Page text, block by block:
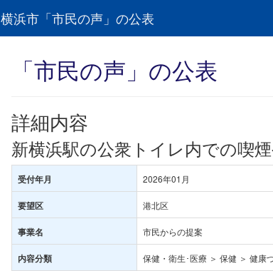
横浜市「市民の声」の公表
「市民の声」の公表
詳細内容
新横浜駅の公衆トイレ内での喫
受付年月 2026年01月
要望区 港北区
事業名 市民からの提案
内容分類 保健・衛生･医療 ＞ 保健 ＞ 健康